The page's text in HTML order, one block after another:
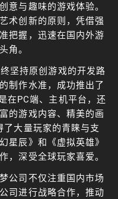
意与趣味的游戏体验。
术创新的原则，凭借强
把握，迅速在国内外游
角。
坚持原创游戏的开发路
制作水准，成功推出了
在PC端、主机平台，还
的游戏内容、精美的画
大量玩家的青睐与支
星辰》和《虚拟英雄》
，深受全球玩家喜爱。
公司不仅注重国内市场
司进行战略合作，推动